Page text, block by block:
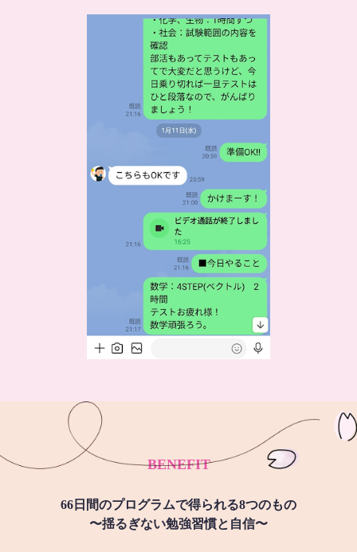
BENEFIT
66日間のプログラムで得られる8つのもの
〜揺るぎない勉強習慣と自信〜